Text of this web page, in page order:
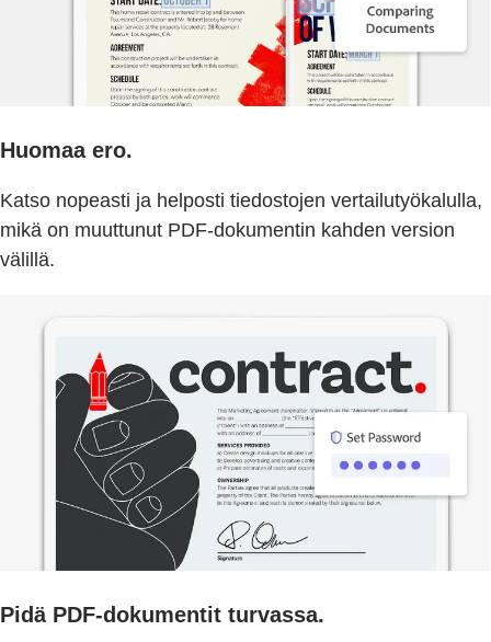
Huomaa ero.
Katso nopeasti ja helposti tiedostojen vertailutyökalulla,
mikä on muuttunut PDF-dokumentin kahden version
välillä.
Pidä PDF-dokumentit turvassa.